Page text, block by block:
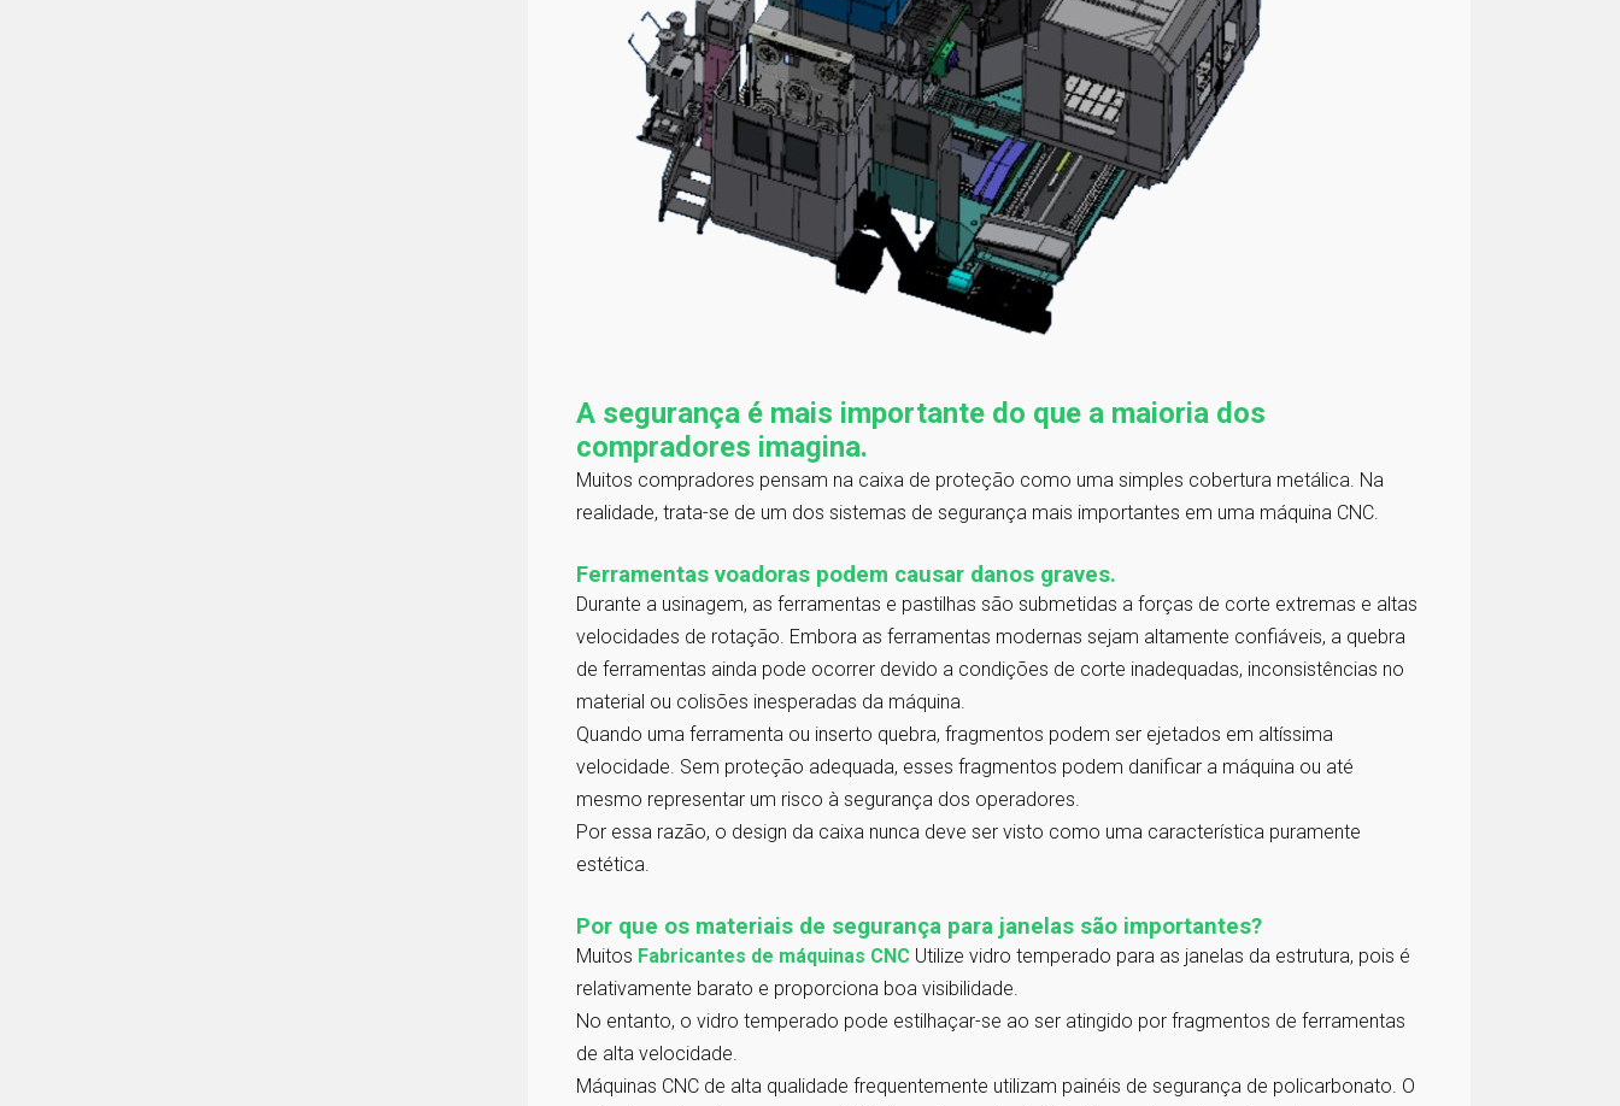
A segurança é mais importante do que a maioria dos
compradores imagina.
Muitos compradores pensam na caixa de proteção como uma simples cobertura metálica. Na
realidade, trata-se de um dos sistemas de segurança mais importantes em uma máquina CNC.
Ferramentas voadoras podem causar danos graves.
Durante a usinagem, as ferramentas e pastilhas são submetidas a forças de corte extremas e altas
velocidades de rotação. Embora as ferramentas modernas sejam altamente confiáveis, a quebra
de ferramentas ainda pode ocorrer devido a condições de corte inadequadas, inconsistências no
material ou colisões inesperadas da máquina.
Quando uma ferramenta ou inserto quebra, fragmentos podem ser ejetados em altíssima
velocidade. Sem proteção adequada, esses fragmentos podem danificar a máquina ou até
mesmo representar um risco à segurança dos operadores.
Por essa razão, o design da caixa nunca deve ser visto como uma característica puramente
estética.
Por que os materiais de segurança para janelas são importantes?
Muitos Fabricantes de máquinas CNC Utilize vidro temperado para as janelas da estrutura, pois é
relativamente barato e proporciona boa visibilidade.
No entanto, o vidro temperado pode estilhaçar-se ao ser atingido por fragmentos de ferramentas
de alta velocidade.
Máquinas CNC de alta qualidade frequentemente utilizam painéis de segurança de policarbonato. O